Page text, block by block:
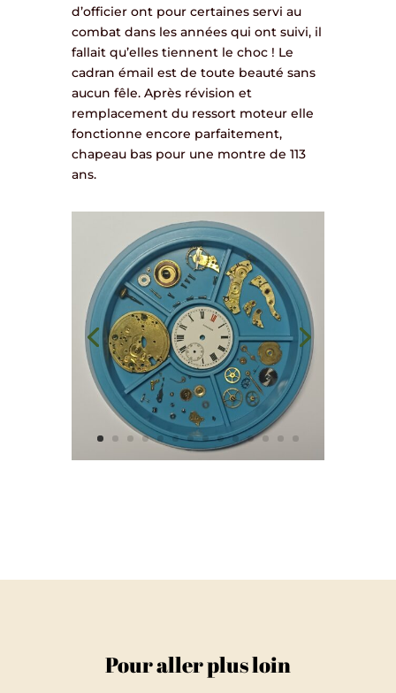
d’officier ont pour certaines servi au
combat dans les années qui ont suivi, il
fallait qu’elles tiennent le choc ! Le
cadran émail est de toute beauté sans
aucun fêle. Après révision et
remplacement du ressort moteur elle
fonctionne encore parfaitement,
chapeau bas pour une montre de 113
ans.
Pour aller plus loin